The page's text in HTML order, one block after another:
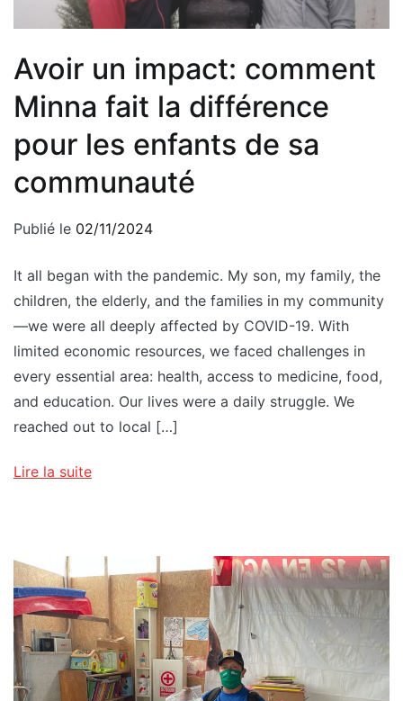
Avoir un impact: comment
Minna fait la différence
pour les enfants de sa
communauté
Publié le 02/11/2024
It all began with the pandemic. My son, my family, the
children, the elderly, and the families in my community
—we were all deeply affected by COVID-19. With
limited economic resources, we faced challenges in
every essential area: health, access to medicine, food,
and education. Our lives were a daily struggle. We
reached out to local […]
Lire la suite